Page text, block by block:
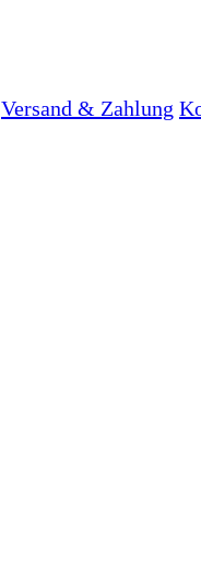
Versand & Zahlung